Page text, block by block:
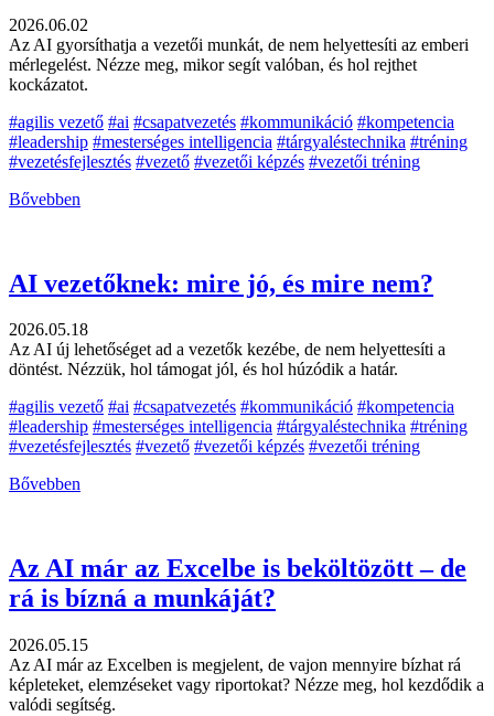
2026.06.02
Az AI gyorsíthatja a vezetői munkát, de nem helyettesíti az emberi
mérlegelést. Nézze meg, mikor segít valóban, és hol rejthet
kockázatot.
#agilis vezető #ai #csapatvezetés #kommunikáció #kompetencia
#leadership #mesterséges intelligencia #tárgyaléstechnika #tréning
#vezetésfejlesztés #vezető #vezetői képzés #vezetői tréning
Bővebben
AI vezetőknek: mire jó, és mire nem?
2026.05.18
Az AI új lehetőséget ad a vezetők kezébe, de nem helyettesíti a
döntést. Nézzük, hol támogat jól, és hol húzódik a határ.
#agilis vezető #ai #csapatvezetés #kommunikáció #kompetencia
#leadership #mesterséges intelligencia #tárgyaléstechnika #tréning
#vezetésfejlesztés #vezető #vezetői képzés #vezetői tréning
Bővebben
Az AI már az Excelbe is beköltözött – de
rá is bízná a munkáját?
2026.05.15
Az AI már az Excelben is megjelent, de vajon mennyire bízhat rá
képleteket, elemzéseket vagy riportokat? Nézze meg, hol kezdődik a
valódi segítség.